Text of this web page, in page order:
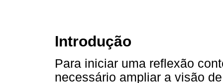
Introdução
Para iniciar uma reflexão
necessário ampliar a visão